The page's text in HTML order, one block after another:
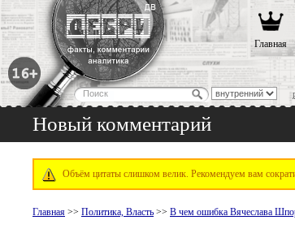
Главная
Новый комментарий
Объём цитаты слишком велик. Рекомендуем вам
Главная >> Политика, Власть >> В чем ошибка Вячеслава